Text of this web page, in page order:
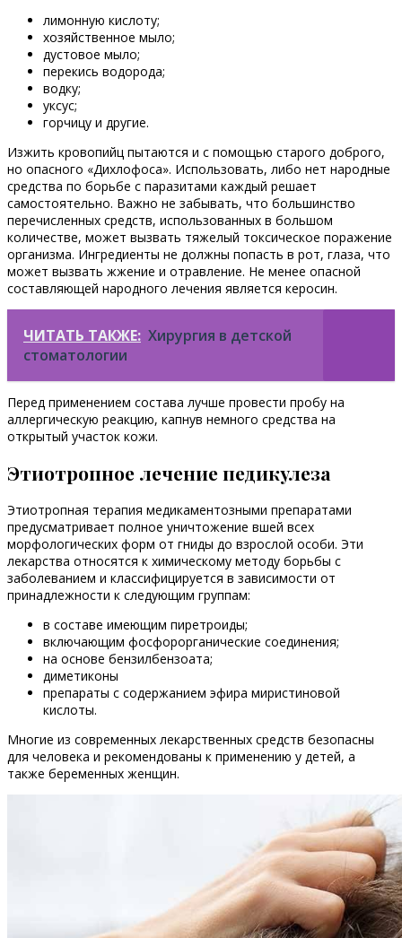
лимонную кислоту;
хозяйственное мыло;
дустовое мыло;
перекись водорода;
водку;
уксус;
горчицу и другие.
Изжить кровопийц пытаются и с помощью старого доброго,
но опасного «Дихлофоса». Использовать, либо нет народные
средства по борьбе с паразитами каждый решает
самостоятельно. Важно не забывать, что большинство
перечисленных средств, использованных в большом
количестве, может вызвать тяжелый токсическое поражение
организма. Ингредиенты не должны попасть в рот, глаза, что
может вызвать жжение и отравление. Не менее опасной
составляющей народного лечения является керосин.
ЧИТАТЬ ТАКЖЕ: Хирургия в детской
стоматологии
Перед применением состава лучше провести пробу на
аллергическую реакцию, капнув немного средства на
открытый участок кожи.
Этиотропное лечение педикулеза
Этиотропная терапия медикаментозными препаратами
предусматривает полное уничтожение вшей всех
морфологических форм от гниды до взрослой особи. Эти
лекарства относятся к химическому методу борьбы с
заболеванием и классифицируется в зависимости от
принадлежности к следующим группам:
в составе имеющим пиретроиды;
включающим фосфорорганические соединения;
на основе бензилбензоата;
диметиконы
препараты с содержанием эфира миристиновой
кислоты.
Многие из современных лекарственных средств безопасны
для человека и рекомендованы к применению у детей, а
также беременных женщин.